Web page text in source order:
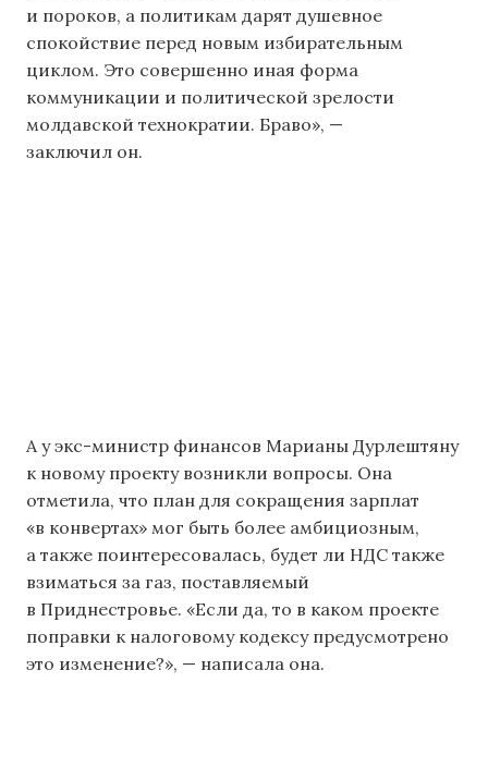
и пороков, а политикам дарят душевное
спокойствие перед новым избирательным
циклом. Это совершенно иная форма
коммуникации и политической зрелости
молдавской технократии. Браво», —
заключил он.
А у экс-министр финансов Марианы Дурлештяну
к новому проекту возникли вопросы. Она
отметила, что план для сокращения зарплат
«в конвертах» мог быть более амбициозным,
а также поинтересовалась, будет ли НДС также
взиматься за газ, поставляемый
в Приднестровье. «Если да, то в каком проекте
поправки к налоговому кодексу предусмотрено
это изменение?», — написала она.